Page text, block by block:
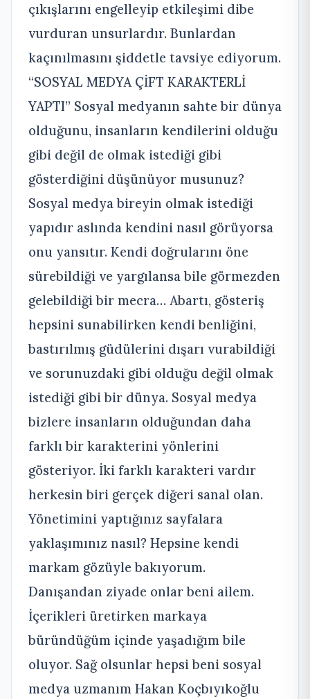
çıkışlarını engelleyip etkileşimi dibe
vurduran unsurlardır. Bunlardan
kaçınılmasını şiddetle tavsiye ediyorum.
“SOSYAL MEDYA ÇİFT KARAKTERLİ
YAPTI” Sosyal medyanın sahte bir dünya
olduğunu, insanların kendilerini olduğu
gibi değil de olmak istediği gibi
gösterdiğini düşünüyor musunuz?
Sosyal medya bireyin olmak istediği
yapıdır aslında kendini nasıl görüyorsa
onu yansıtır. Kendi doğrularını öne
sürebildiği ve yargılansa bile görmezden
gelebildiği bir mecra… Abartı, gösteriş
hepsini sunabilirken kendi benliğini,
bastırılmış güdülerini dışarı vurabildiği
ve sorunuzdaki gibi olduğu değil olmak
istediği gibi bir dünya. Sosyal medya
bizlere insanların olduğundan daha
farklı bir karakterini yönlerini
gösteriyor. İki farklı karakteri vardır
herkesin biri gerçek diğeri sanal olan.
Yönetimini yaptığınız sayfalara
yaklaşımınız nasıl? Hepsine kendi
markam gözüyle bakıyorum.
Danışandan ziyade onlar beni ailem.
İçerikleri üretirken markaya
büründüğüm içinde yaşadığım bile
oluyor. Sağ olsunlar hepsi beni sosyal
medya uzmanım Hakan Koçbıyıkoğlu